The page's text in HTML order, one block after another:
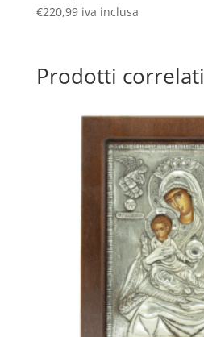
€220,99 iva inclusa
Prodotti correlati